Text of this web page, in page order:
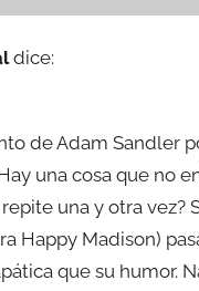
dice:
de Adam Sandler
una cosa que no
una y otra
Happy Madison)
que su humor.